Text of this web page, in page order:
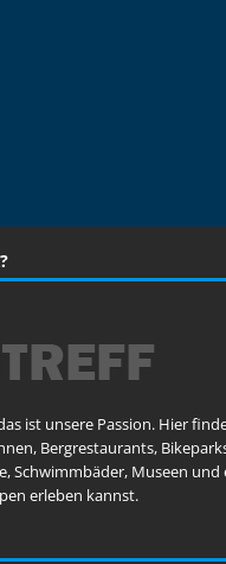
ist unsere Passion. Hier
Bergrestaurants,
Schwimmbäder, Museen und
erleben kannst.